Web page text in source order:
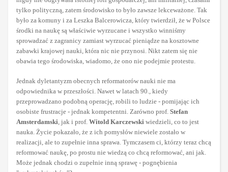
tylko polityczną, zatem środowisko to było zawsze lekceważone. Tak
było za komuny i za Leszka Balcerowicza, który twierdził, że w Polsce
środki na naukę są właściwie wyrzucane i wszystko winniśmy
sprowadzać z zagranicy zamiast wyrzucać pieniądze na kosztowne
zabawki krajowej nauki, która nic nie przynosi. Nikt zatem się nie
obawia tego środowiska, wiadomo, że ono nie podejmie protestu.
Jednak dyletantyzm obecnych reformatorów nauki nie ma
odpowiednika w przeszłości. Nawet w latach 90., kiedy
przeprowadzano podobną operację, robili to ludzie - pomijając ich
osobiste frustracje - jednak kompetentni. Zarówno prof. Stefan
Amsterdamski , jak i prof. Witold Karczewski wiedzieli, co to jest
nauka. Życie pokazało, że z ich pomysłów niewiele zostało w
realizacji, ale to zupełnie inna sprawa. Tymczasem ci, którzy teraz chcą
reformować naukę, po prostu nie wiedzą co chcą reformować, ani jak.
Może jednak chodzi o zupełnie inną sprawę - pognębienia